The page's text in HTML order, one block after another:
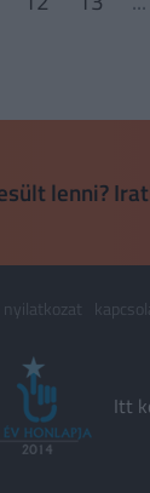
lenni?
nyilatkozat
Itt